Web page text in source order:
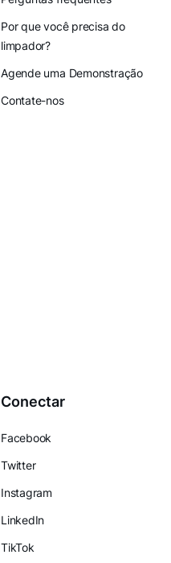
Por que você precisa do
limpador?
Agende uma Demonstração
Contate-nos
Conectar
Facebook
Twitter
Instagram
LinkedIn
TikTok